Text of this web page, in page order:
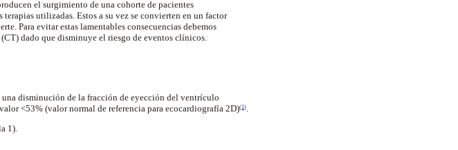
el surgimiento de una cohorte de pacientes
utilizadas. Estos a su vez se convierten en un factor
Para evitar estas lamentables consecuencias debemos
dado que disminuye el riesgo de eventos clínicos.
disminución de la fracción de eyección del ventrículo
<53% (valor normal de referencia para ecocardiografía 2D)(1)
1).